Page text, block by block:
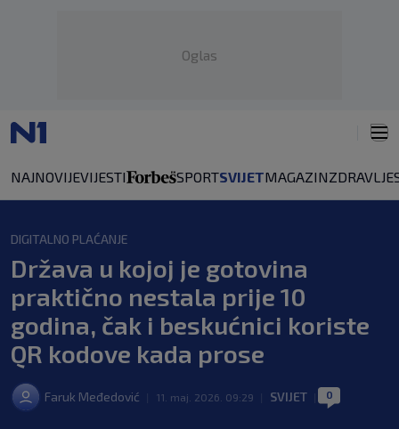
Oglas
NAJNOVIJEVIJESTI SPORTSVIJETMAGAZINZDRAVLJE
DIGITALNO PLAĆANJE
Država u kojoj je gotovina
praktično nestala prije 10
godina, čak i beskućnici koriste
QR kodove kada prose
Faruk Međedović 11. maj. 2026. 09:29 SVIJET 0